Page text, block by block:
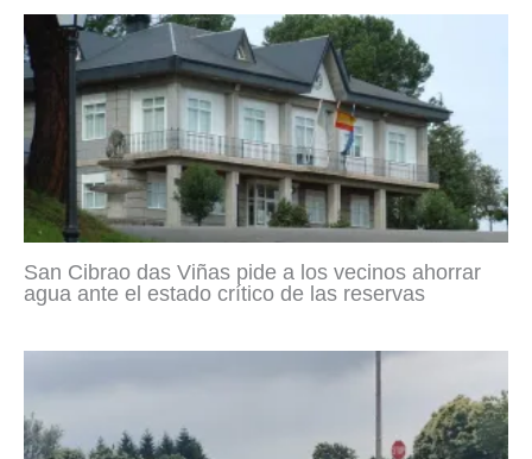
San Cibrao das Viñas pide a los vecinos ahorrar
agua ante el estado crítico de las reservas